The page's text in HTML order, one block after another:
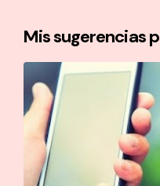
Mis sugerencias